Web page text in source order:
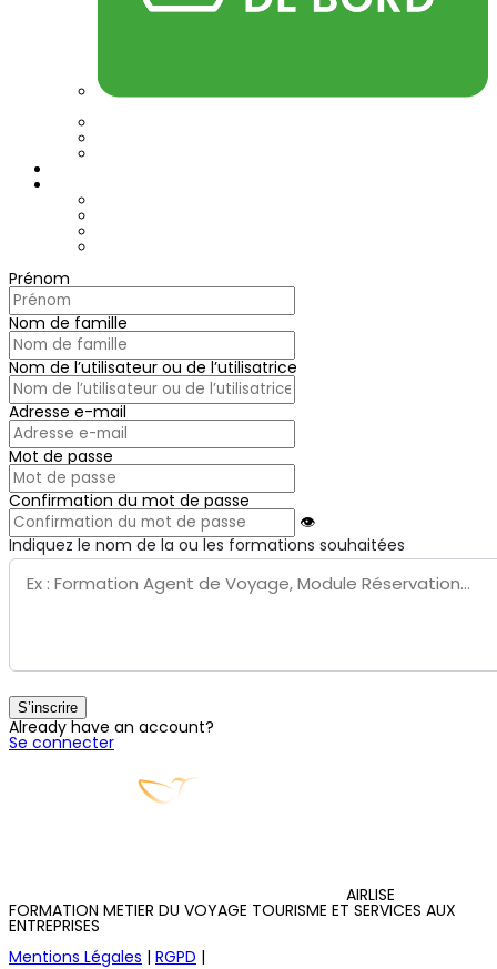
Prénom
Nom de famille
Nom de l’utilisateur ou de l’utilisatrice
Adresse e-mail
Mot de passe
Confirmation du mot de passe
👁
Indiquez le nom de la ou les formations souhaitées
S’inscrire
Already have an account?
Se connecter
AIRLISE
FORMATION METIER DU VOYAGE TOURISME ET SERVICES AUX
ENTREPRISES
Mentions Légales | RGPD |